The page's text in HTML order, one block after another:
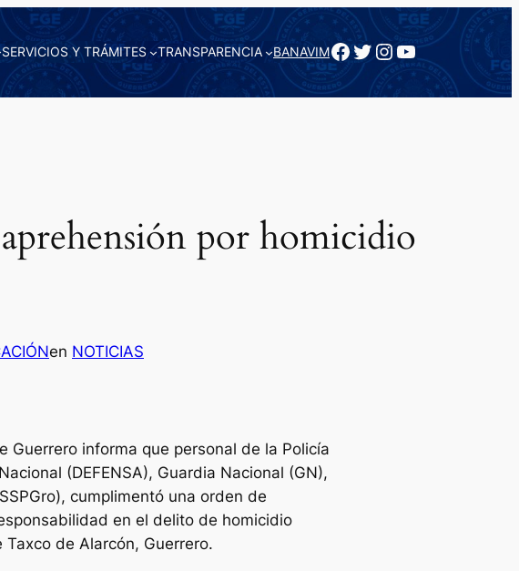
SERVICIOS Y TRÁMITES TRANSPARENCIA BANAVIMFacebook
Twitter
Instagram
YouTube
por homicidio
en NOTICIAS
Guerrero informa que personal de la Policía
(DEFENSA), Guardia Nacional (GN),
cumplimentó una orden de
en el delito de homicidio
de Alarcón, Guerrero.